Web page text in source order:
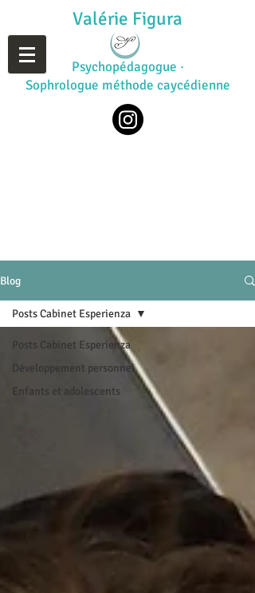
Valérie Figura
Psychopédagogue ·
Sophrologue méthode caycédienne
Blog
Posts Cabinet Esperienza
Développement personnel
Enfants et adolescents
Posts Cabinet Esperienza